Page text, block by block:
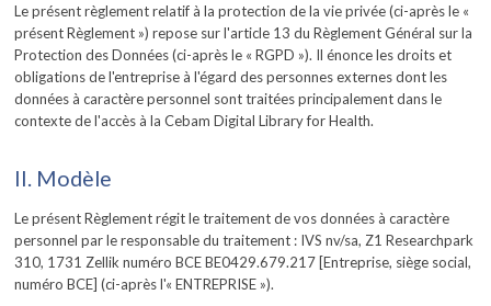
Le présent règlement relatif à la protection de la vie privée (ci-après le «
présent Règlement ») repose sur l'article 13 du Règlement Général sur la
Protection des Données (ci-après le « RGPD »). Il énonce les droits et
obligations de l'entreprise à l'égard des personnes externes dont les
données à caractère personnel sont traitées principalement dans le
contexte de l'accès à la Cebam Digital Library for Health.
II. Modèle
Le présent Règlement régit le traitement de vos données à caractère
personnel par le responsable du traitement : IVS nv/sa, Z1 Researchpark
310, 1731 Zellik numéro BCE BE0429.679.217 [Entreprise, siège social,
numéro BCE] (ci-après l'« ENTREPRISE »).